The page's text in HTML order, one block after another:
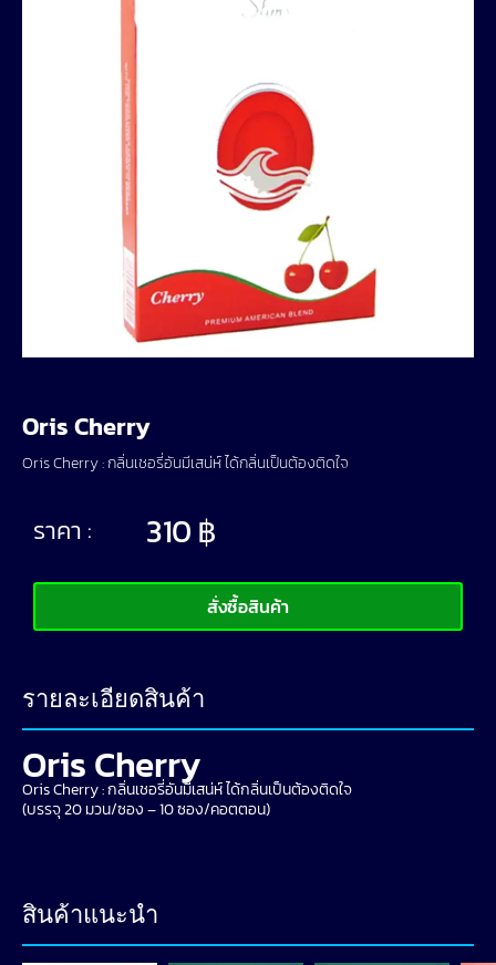
Oris Cherry
Oris Cherry : กลิ่นเชอรี่อันมีเสน่ห์ ได้กลิ่นเป็นต้องติดใจ
ราคา : 310฿
สั่งซื้อสินค้า
รายละเอียดสินค้า
Oris Cherry
Oris Cherry : กลิ่นเชอรี่อันมีเสน่ห์ ได้กลิ่นเป็นต้องติดใจ
(บรรจุ 20 มวน/ซอง – 10 ซอง/คอตตอน)
สินค้าแนะนำ